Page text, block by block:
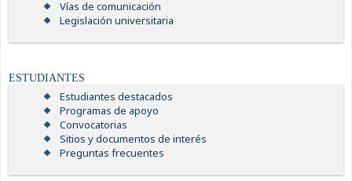
Vías de comunicación
Legislación universitaria
ESTUDIANTES
Estudiantes destacados
Programas de apoyo
Convocatorias
Sitios y documentos de interés
Preguntas frecuentes